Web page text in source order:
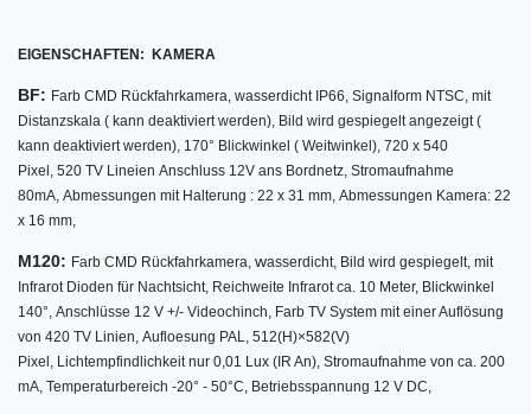
EIGENSCHAFTEN: KAMERA
BF: Farb CMD Rückfahrkamera, wasserdicht IP66, Signalform NTSC, mit
Distanzskala ( kann deaktiviert werden), Bild wird gespiegelt angezeigt (
kann deaktiviert werden), 170° Blickwinkel ( Weitwinkel), 720 x 540
Pixel, 520 TV Lineien Anschluss 12V ans Bordnetz, Stromaufnahme
80mA, Abmessungen mit Halterung : 22 x 31 mm, Abmessungen Kamera: 22
x 16 mm,
M120: Farb CMD Rückfahrkamera, wasserdicht, Bild wird gespiegelt, mit
Infrarot Dioden für Nachtsicht, Reichweite Infrarot ca. 10 Meter, Blickwinkel
140°, Anschlüsse 12 V +/- Videochinch, Farb TV System mit einer Auflösung
von 420 TV Linien, Aufloesung PAL, 512(H)×582(V)
Pixel, Lichtempfindlichkeit nur 0,01 Lux (IR An), Stromaufnahme von ca. 200
mA, Temperaturbereich -20° - 50°C, Betriebsspannung 12 V DC,